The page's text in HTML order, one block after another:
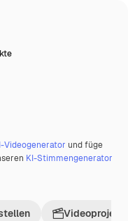
Videogenerator und füge
KI-Stimmengenerator
Videoprojekt